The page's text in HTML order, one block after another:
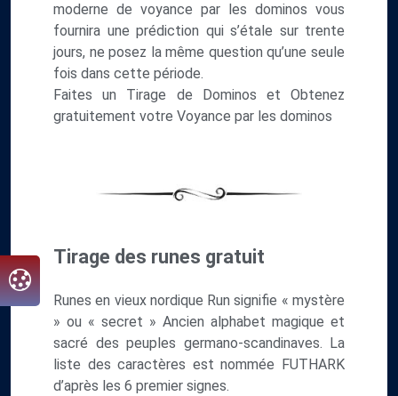
moderne de voyance par les dominos vous
fournira une prédiction qui s’étale sur trente
jours, ne posez la même question qu’une seule
fois dans cette période.
Faites un Tirage de Dominos et Obtenez
gratuitement votre Voyance par les dominos
Tirage des runes gratuit
Runes en vieux nordique Run signifie « mystère
» ou « secret » Ancien alphabet magique et
sacré des peuples germano-scandinaves. La
liste des caractères est nommée FUTHARK
d’après les 6 premier signes.